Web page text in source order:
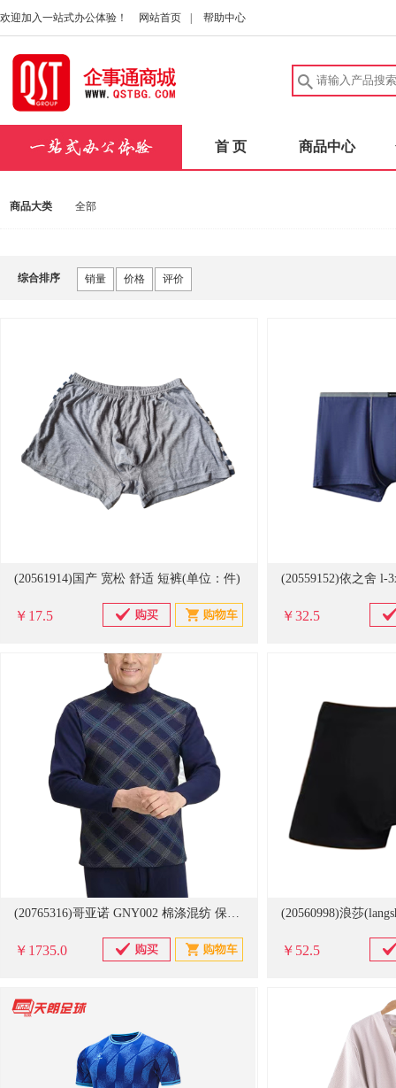
欢迎加入一站式办公体验！ 网站首页 帮助中心
首 页 商品中心
商品大类 全部
综合排序 销量 价格 评价
(20561914)国产 宽松 舒适 短裤(单位：件)
￥17.5
(20559152)依之舍 l-
￥32.5
(20765316)哥亚诺 GNY002 棉涤混纺 保暖内衣(单位：套)
￥1735.0 ￥52.5